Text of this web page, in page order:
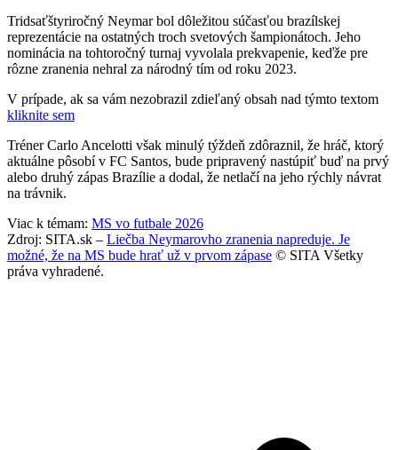
Tridsaťštyriročný Neymar bol dôležitou súčasťou brazílskej
reprezentácie na ostatných troch svetových šampionátoch. Jeho
nominácia na tohtoročný turnaj vyvolala prekvapenie, keďže pre
rôzne zranenia nehral za národný tím od roku 2023.
V prípade, ak sa vám nezobrazil zdieľaný obsah nad týmto textom
kliknite sem
Tréner Carlo Ancelotti však minulý týždeň zdôraznil, že hráč, ktorý
aktuálne pôsobí v FC Santos, bude pripravený nastúpiť buď na prvý
alebo druhý zápas Brazílie a dodal, že netlačí na jeho rýchly návrat
na trávnik.
Viac k témam: MS vo futbale 2026
Zdroj: SITA.sk – Liečba Neymarovho zranenia napreduje. Je
možné, že na MS bude hrať už v prvom zápase © SITA Všetky
práva vyhradené.